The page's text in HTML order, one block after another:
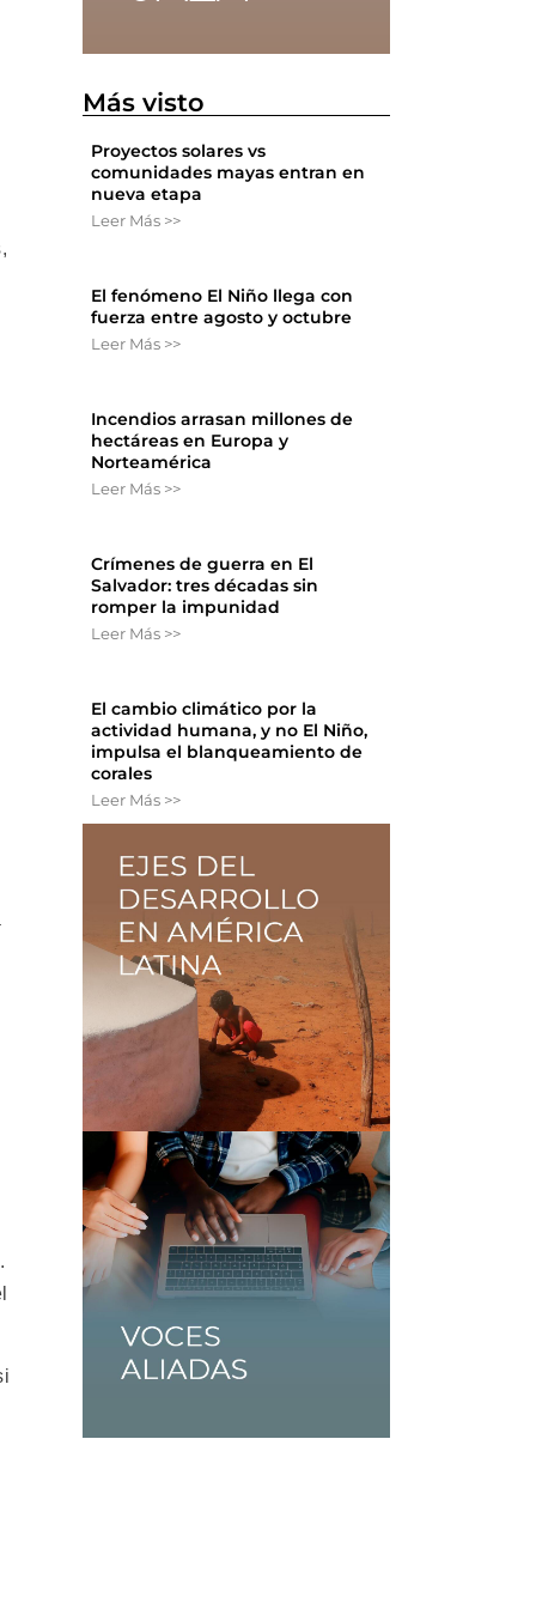
Más visto
Proyectos solares vs
comunidades mayas entran en
nueva etapa
Leer Más >>
El fenómeno El Niño llega con
fuerza entre agosto y octubre
Leer Más >>
Incendios arrasan millones de
hectáreas en Europa y
Norteamérica
Leer Más >>
Crímenes de guerra en El
Salvador: tres décadas sin
romper la impunidad
Leer Más >>
El cambio climático por la
actividad humana, y no El Niño,
impulsa el blanqueamiento de
corales
Leer Más >>